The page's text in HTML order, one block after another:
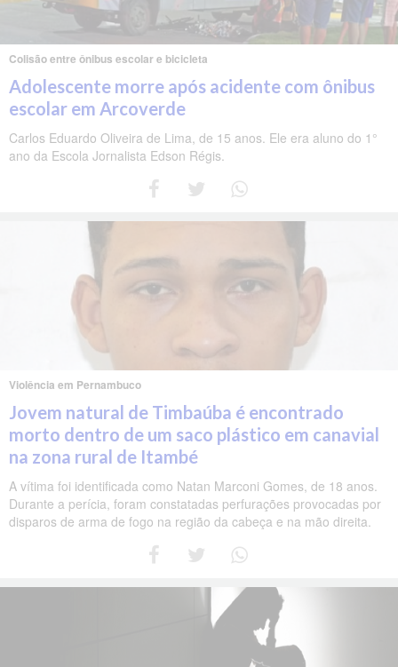
Colisão entre ônibus escolar e bicicleta
Adolescente morre após acidente com ônibus
escolar em Arcoverde
Carlos Eduardo Oliveira de Lima, de 15 anos. Ele era aluno do 1°
ano da Escola Jornalista Edson Régis.
Violência em Pernambuco
Jovem natural de Timbaúba é encontrado
morto dentro de um saco plástico em canavial
na zona rural de Itambé
A vítima foi identificada como Natan Marconi Gomes, de 18 anos.
Durante a perícia, foram constatadas perfurações provocadas por
disparos de arma de fogo na região da cabeça e na mão direita.